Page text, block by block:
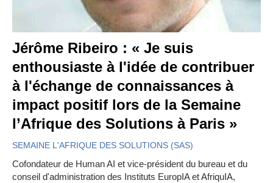
Jérôme Ribeiro : « Je suis
enthousiaste à l'idée de contribuer
à l'échange de connaissances à
impact positif lors de la Semaine
l’Afrique des Solutions à Paris »
SEMAINE L'AFRIQUE DES SOLUTIONS (SAS)
Cofondateur de Human AI et vice-président du bureau et du
conseil d'administration des Instituts EuropIA et AfriquIA,